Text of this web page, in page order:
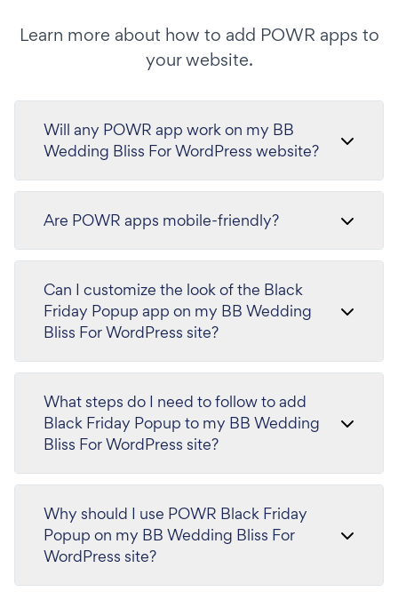
Learn more about how to add POWR apps to
your website.
Will any POWR app work on my BB
Wedding Bliss For WordPress website?
Are POWR apps mobile-friendly?
Can I customize the look of the Black
Friday Popup app on my BB Wedding
Bliss For WordPress site?
What steps do I need to follow to add
Black Friday Popup to my BB Wedding
Bliss For WordPress site?
Why should I use POWR Black Friday
Popup on my BB Wedding Bliss For
WordPress site?